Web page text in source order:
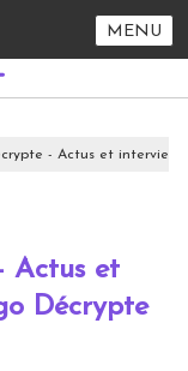
MENU
- Actus et
Actus et
Décrypte